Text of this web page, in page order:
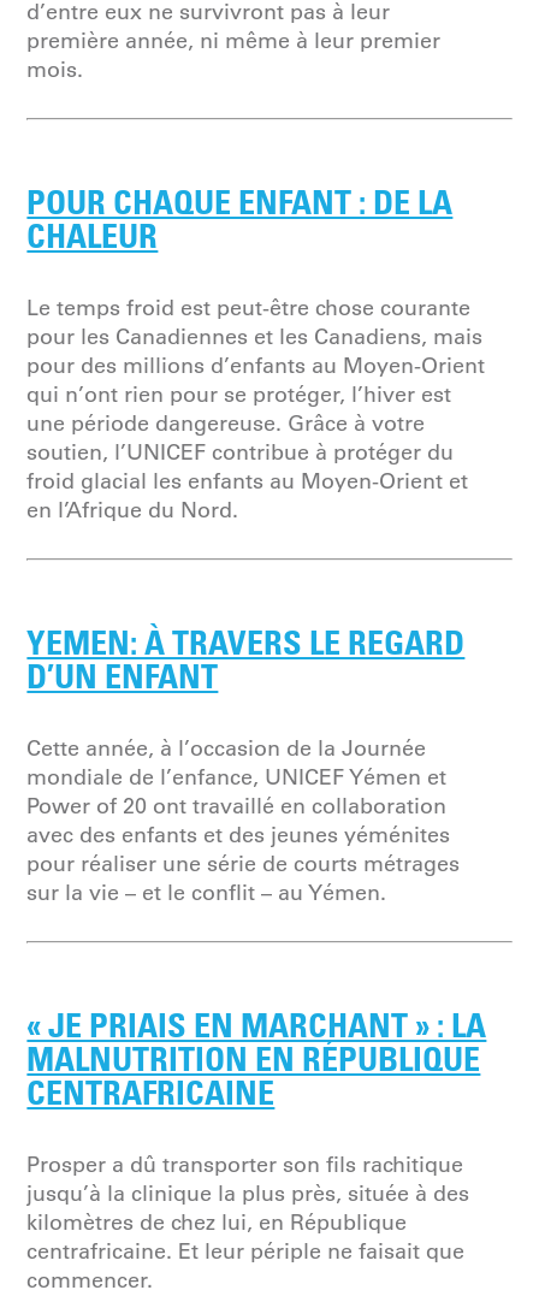
d’entre eux ne survivront pas à leur
première année, ni même à leur premier
mois.
POUR CHAQUE ENFANT : DE LA
CHALEUR
Le temps froid est peut-être chose courante
pour les Canadiennes et les Canadiens, mais
pour des millions d’enfants au Moyen-Orient
qui n’ont rien pour se protéger, l’hiver est
une période dangereuse. Grâce à votre
soutien, l’UNICEF contribue à protéger du
froid glacial les enfants au Moyen-Orient et
en l’Afrique du Nord.
YEMEN: À TRAVERS LE REGARD
D’UN ENFANT
Cette année, à l’occasion de la Journée
mondiale de l’enfance, UNICEF Yémen et
Power of 20 ont travaillé en collaboration
avec des enfants et des jeunes yéménites
pour réaliser une série de courts métrages
sur la vie – et le conflit – au Yémen.
« JE PRIAIS EN MARCHANT » : LA
MALNUTRITION EN RÉPUBLIQUE
CENTRAFRICAINE
Prosper a dû transporter son fils rachitique
jusqu’à la clinique la plus près, située à des
kilomètres de chez lui, en République
centrafricaine. Et leur périple ne faisait que
commencer.